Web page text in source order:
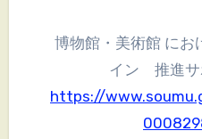
博物館・美術館 にお
イン 推進サ
https://